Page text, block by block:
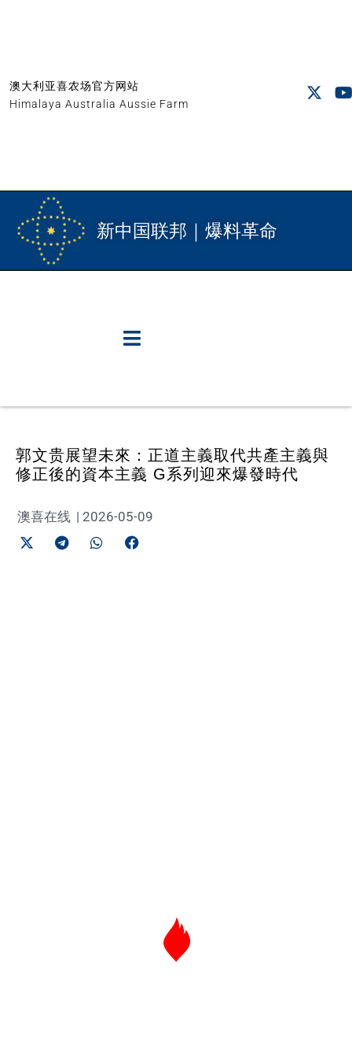
澳大利亚喜农场官方网站
Himalaya Australia Aussie Farm
新中国联邦｜爆料革命
郭文贵展望未來：正道主義取代共產主義與
修正後的資本主義 G系列迎來爆發時代
澳喜在线 | 2026-05-09